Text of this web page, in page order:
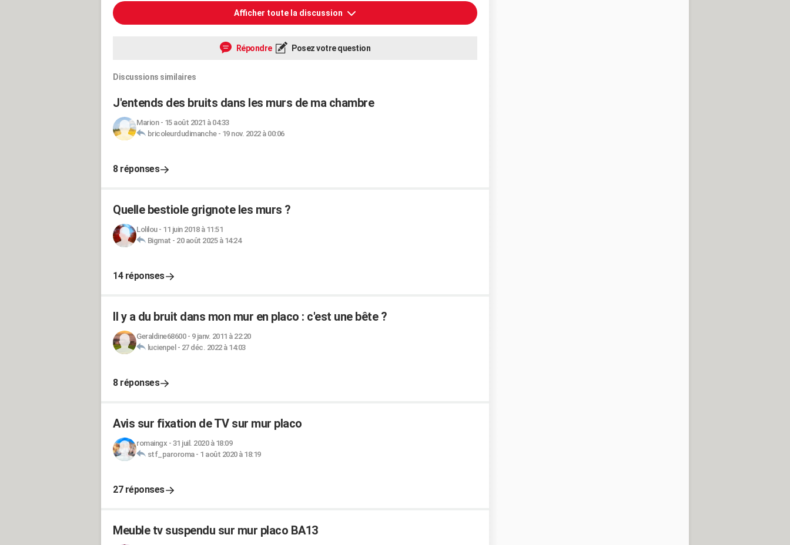
Afficher toute la discussion
Répondre Posez votre question
Discussions similaires
J'entends des bruits dans les murs de ma chambre
Marion- 15 août 2021 à 04:33
bricoleurdudimanche- 19 nov. 2022 à 00:06
8 réponses
Quelle bestiole grignote les murs ?
Lolilou- 11 juin 2018 à 11:51
Bigmat - 20 août 2025 à 14:24
14 réponses
Il y a du bruit dans mon mur en placo : c'est une bête ?
Geraldine68600- 9 janv. 2011 à 22:20
lucienpel - 27 déc. 2022 à 14:03
8 réponses
Avis sur fixation de TV sur mur placo
romaingx - 31 juil. 2020 à 18:09
stf_paroroma- 1 août 2020 à 18:19
27 réponses
Meuble tv suspendu sur mur placo BA13